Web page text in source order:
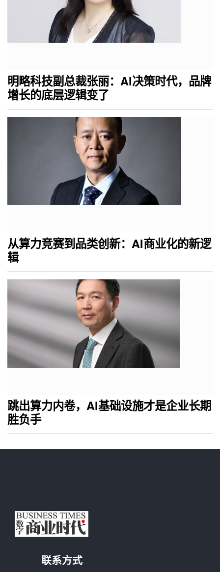
明略科技副总裁张丽：AI决策时代，品牌
增长的底层逻辑变了
从算力竞赛到品类创新：AI商业化的新逻
辑
跳出算力内卷，AI基础设施才是企业长期
胜负手
联系方式